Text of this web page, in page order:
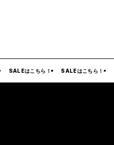
SALEはこちら！ SALEはこちら！